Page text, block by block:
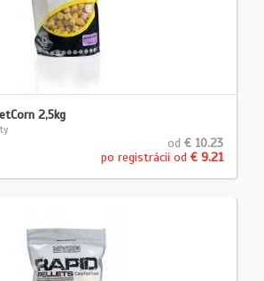
2,5kg
od € 10.23
po registrácii od € 9.21